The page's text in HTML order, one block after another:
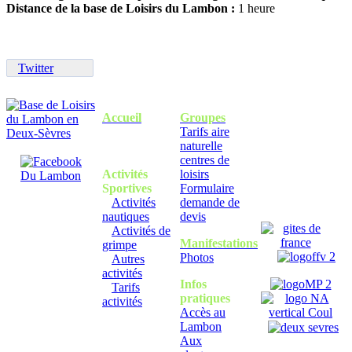
Distance de la base de Loisirs du Lambon : 1 heure
Twitter
Accueil
Activités
Sportives
Activités
nautiques
Activités de
grimpe
Autres
activités
Tarifs
activités
Groupes
Tarifs aire
naturelle
centres de
loisirs
Formulaire
demande de
devis
Manifestations
Photos
Infos
pratiques
Accès au
Lambon
Aux